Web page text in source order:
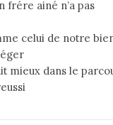
frére ainé n’a pas
celui de notre
mieux dans le